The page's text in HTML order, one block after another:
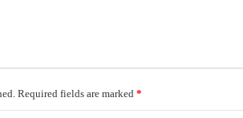
Required fields are marked *